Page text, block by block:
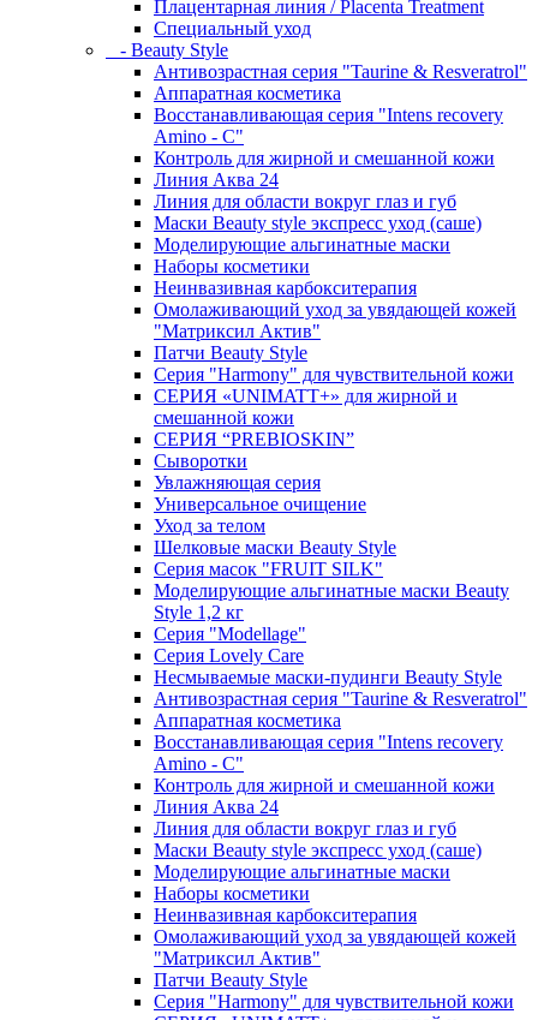
Плацентарная линия / Placenta Treatment
Специальный уход
- Beauty Style
Антивозрастная серия "Taurine & Resveratrol"
Аппаратная косметика
Восстанавливающая серия "Intens recovery
Amino - C"
Контроль для жирной и смешанной кожи
Линия Аква 24
Линия для области вокруг глаз и губ
Маски Beauty style экспресс уход (саше)
Моделирующие альгинатные маски
Наборы косметики
Неинвазивная карбокситерапия
Омолаживающий уход за увядающей кожей
"Матриксил Актив"
Патчи Beauty Style
Серия "Harmony" для чувствительной кожи
СЕРИЯ «UNIMATT+» для жирной и
смешанной кожи
СЕРИЯ “PREBIOSKIN”
Сыворотки
Увлажняющая серия
Универсальное очищение
Уход за телом
Шелковые маски Beauty Style
Серия масок "FRUIT SILK"
Моделирующие альгинатные маски Beauty
Style 1,2 кг
Серия "Modellage"
Cерия Lovely Care
Несмываемые маски-пудинги Beauty Style
Антивозрастная серия "Taurine & Resveratrol"
Аппаратная косметика
Восстанавливающая серия "Intens recovery
Amino - C"
Контроль для жирной и смешанной кожи
Линия Аква 24
Линия для области вокруг глаз и губ
Маски Beauty style экспресс уход (саше)
Моделирующие альгинатные маски
Наборы косметики
Неинвазивная карбокситерапия
Омолаживающий уход за увядающей кожей
"Матриксил Актив"
Патчи Beauty Style
Серия "Harmony" для чувствительной кожи